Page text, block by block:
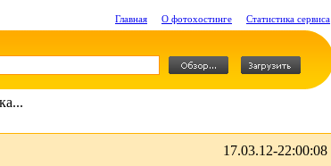
Главная О фотохостинге Статистика сервиса
17.03.12-22:00:08